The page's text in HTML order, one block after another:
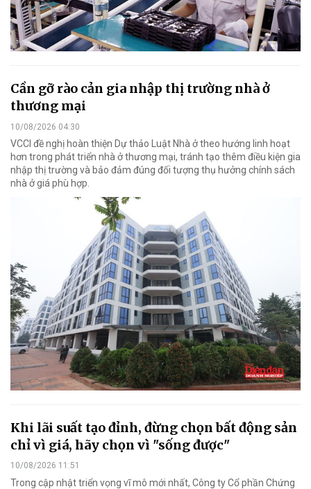
Cần gỡ rào cản gia nhập thị trường nhà ở
thương mại
10/08/2026 04:30
VCCI đề nghị hoàn thiện Dự thảo Luật Nhà ở theo hướng linh hoạt
hơn trong phát triển nhà ở thương mại, tránh tạo thêm điều kiện gia
nhập thị trường và bảo đảm đúng đối tượng thụ hưởng chính sách
nhà ở giá phù hợp.
Khi lãi suất tạo đỉnh, đừng chọn bất động sản
chỉ vì giá, hãy chọn vì "sống được"
10/08/2026 11:51
Trong cập nhật triển vọng vĩ mô mới nhất, Công ty Cổ phần Chứng